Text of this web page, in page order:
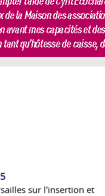
sur l'insertion et